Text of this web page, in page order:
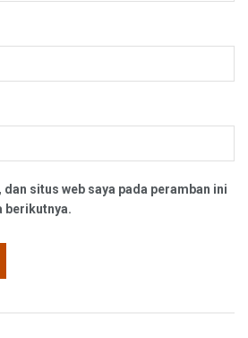
situs web saya pada peramban ini
berikutnya.